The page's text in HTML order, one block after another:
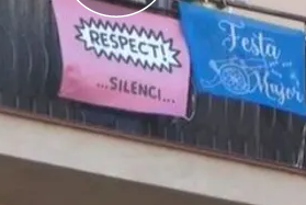
enBarcelona
. Esa noticia
está provocando un